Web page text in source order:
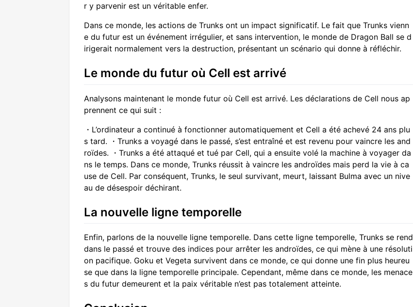
r y parvenir est un véritable enfer.
Dans ce monde, les actions de Trunks ont un impact significatif. Le fait que Trunks vienn
e du futur est un événement irrégulier, et sans intervention, le monde de Dragon Ball se d
irigerait normalement vers la destruction, présentant un scénario qui donne à réfléchir.
Le monde du futur où Cell est arrivé
Analysons maintenant le monde futur où Cell est arrivé. Les déclarations de Cell nous ap
prennent ce qui suit :
・L’ordinateur a continué à fonctionner automatiquement et Cell a été achevé 24 ans plu
s tard. ・Trunks a voyagé dans le passé, s’est entraîné et est revenu pour vaincre les and
roïdes. ・Trunks a été attaqué et tué par Cell, qui a ensuite volé la machine à voyager da
ns le temps. Dans ce monde, Trunks réussit à vaincre les androïdes mais perd la vie à ca
use de Cell. Par conséquent, Trunks, le seul survivant, meurt, laissant Bulma avec un nive
au de désespoir déchirant.
La nouvelle ligne temporelle
Enfin, parlons de la nouvelle ligne temporelle. Dans cette ligne temporelle, Trunks se rend
dans le passé et trouve des indices pour arrêter les androïdes, ce qui mène à une résoluti
on pacifique. Goku et Vegeta survivent dans ce monde, ce qui donne une fin plus heureu
se que dans la ligne temporelle principale. Cependant, même dans ce monde, les menace
s du futur demeurent et la paix véritable n’est pas totalement atteinte.